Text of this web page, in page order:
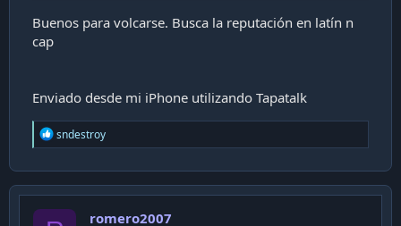
Buenos para volcarse. Busca la reputación en latín n
cap
Enviado desde mi iPhone utilizando Tapatalk
R
e
c
t
o
sndestroy
romero2007